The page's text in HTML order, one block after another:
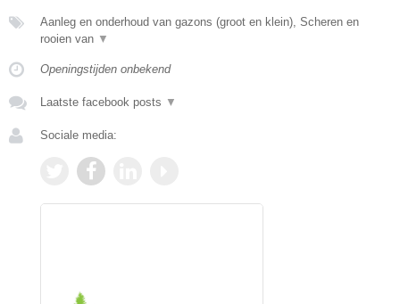
Aanleg en onderhoud van gazons (groot en klein), Scheren en
rooien van ▼
Openingstijden onbekend
Laatste facebook posts ▼
Sociale media: